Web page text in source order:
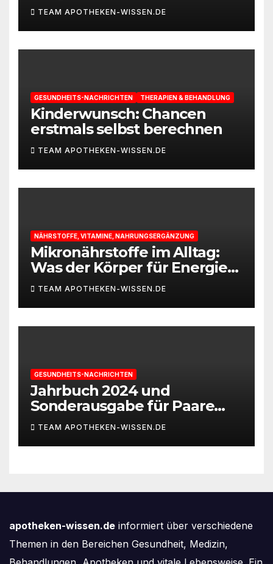
TEAM APOTHEKEN-WISSEN.DE
GESUNDHEITS-NACHRICHTEN THERAPIEN & BEHANDLUNG
Kinderwunsch: Chancen
erstmals selbst berechnen
TEAM APOTHEKEN-WISSEN.DE
NÄHRSTOFFE, VITAMINE, NAHRUNGSERGÄNZUNG
Mikronährstoffe im Alltag:
Was der Körper für Energie
und Leistungsfähigkeit
braucht
TEAM APOTHEKEN-WISSEN.DE
GESUNDHEITS-NACHRICHTEN
Jahrbuch 2024 und
Sonderausgabe für Paare
des Deutschen IVF-Registers:
Zahl der Mehrlingsgeburten
nach
TEAM APOTHEKEN-WISSEN.DE
apotheken-wissen.de informiert über verschiedene
Themen in den Bereichen Gesundheit, Medizin,